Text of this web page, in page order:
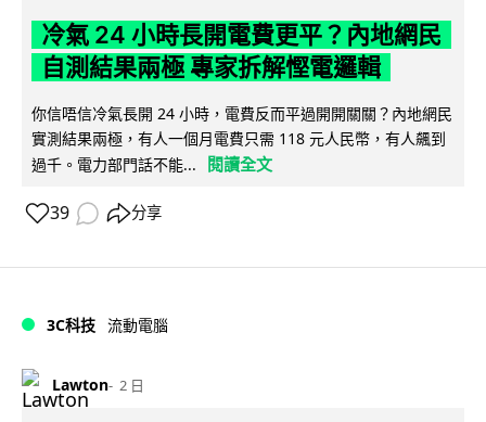
冷氣 24 小時長開電費更平？內地網民
自測結果兩極 專家拆解慳電邏輯
你信唔信冷氣長開 24 小時，電費反而平過開開關關？內地網民
實測結果兩極，有人一個月電費只需 118 元人民幣，有人飆到
過千。電力部門話不能...
閱讀全文
39 分享
3C科技 流動電腦
Lawton 2 日